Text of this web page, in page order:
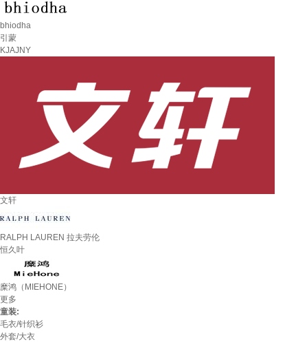
bhiodha
引蒙
KJAJNY
文轩
RALPH LAUREN 拉夫劳伦
恒久叶
糜鸿（MIEHONE）
更多
童装:
毛衣/针织衫
外套/大衣